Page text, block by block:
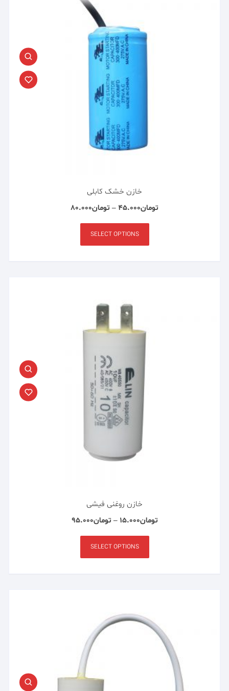
خازن خشک کابلی
تومان۴۵.۰۰۰ – تومان۸۰.۰۰۰
SELECT OPTIONS
خازن روغنی فیشی
تومان۱۵.۰۰۰ – تومان۹۵.۰۰۰
SELECT OPTIONS